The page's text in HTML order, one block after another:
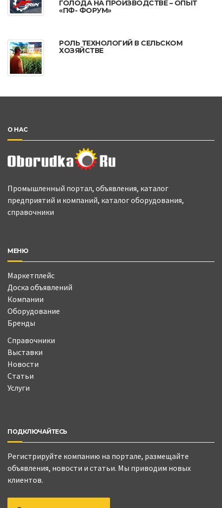
ГОЛОДА НА ПРОИЗВОДСТВЕ – ОПЫТ
«ПФ- ФОРУМ»
РОЛЬ ТЕХНОЛОГИЙ В СЕЛЬСКОМ
ХОЗЯЙСТВЕ
О НАС
Промышленный портал, объявления, каталог
предприятий и компаний, каталог оборудования,
справочники
МЕНЮ
Маркетплейс
Доска объявлений
Компании
Оборудование
Бренды
Справочники
Выставки
Новости
Статьи
Услуги
ПОДКЛЮЧАЙТЕСЬ
Регистрируйте компанию на портале, размещайте
объявления, новости и статьи. Мы приводим новых
клиентов.